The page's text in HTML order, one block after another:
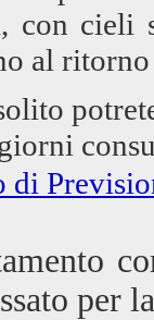
con cieli
al ritorno
di
per